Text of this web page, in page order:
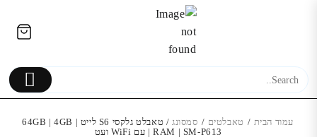
עמוד הבית / טאבלטים / סמסונג
/ טאבלט גלקסי S6 לייט | 64GB | 4GB
RAM | SM-P613 | עם WiFi ועט